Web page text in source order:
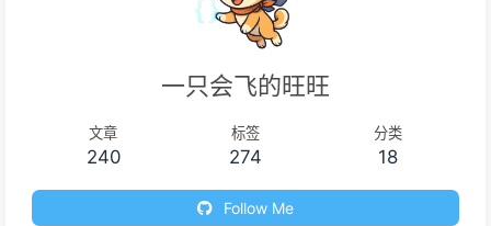
一只会飞的旺旺
文章
240
标签
274
分类
18
Follow Me